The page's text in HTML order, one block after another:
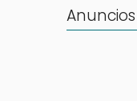
Anuncios